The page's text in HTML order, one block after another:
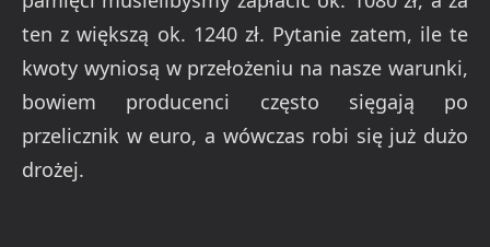
ten z większą ok. 1240 zł. Pytanie zatem, ile te
kwoty wyniosą w przełożeniu na nasze warunki,
bowiem producenci często sięgają po
przelicznik w euro, a wówczas robi się już dużo
drożej.